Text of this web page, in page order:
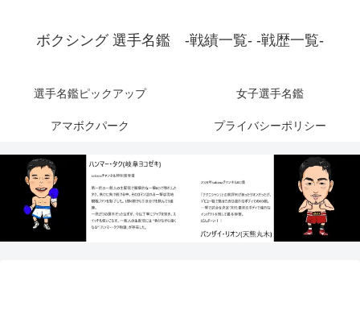
ボクシング 選手名鑑 -戦績一覧- -戦歴一覧-
選手名鑑ピックアップ 女子選手名鑑
アマボクパーク プライバシーポリシー